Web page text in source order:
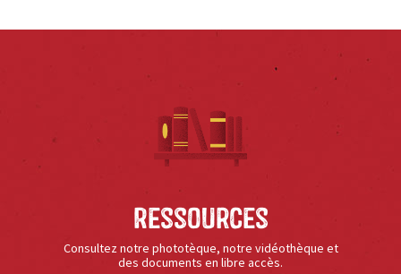
Ressources
Consultez notre phototèque, notre vidéothèque et
des documents en libre accès.